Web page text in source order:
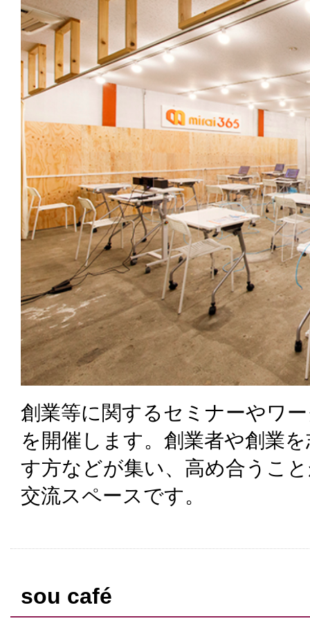
創業等に関するセミナーやワ
を開催します。創業者や創業
す方などが集い、高め合うこ
交流スペースです。
sou café